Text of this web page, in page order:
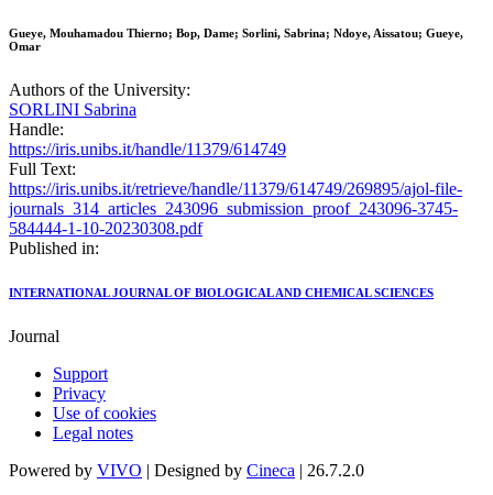
Gueye, Mouhamadou Thierno; Bop, Dame; Sorlini, Sabrina; Ndoye, Aissatou; Gueye,
Omar
Authors of the University:
SORLINI Sabrina
Handle:
https://iris.unibs.it/handle/11379/614749
Full Text:
https://iris.unibs.it/retrieve/handle/11379/614749/269895/ajol-file-
journals_314_articles_243096_submission_proof_243096-3745-
584444-1-10-20230308.pdf
Published in:
INTERNATIONAL JOURNAL OF BIOLOGICAL AND CHEMICAL SCIENCES
Journal
Support
Privacy
Use of cookies
Legal notes
Powered by VIVO | Designed by Cineca | 26.7.2.0